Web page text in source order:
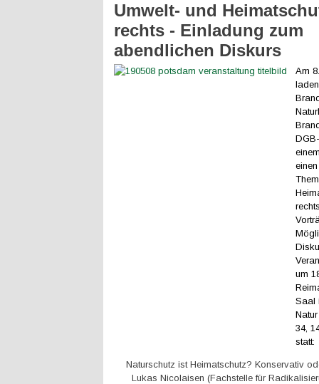
Umwelt- und
rechts - Einladung zum
abendlichen Diskurs
Am
um
Saal
34,
statt:
Naturschutz ist Heimatschutz? Konservativ
Lukas Nicolaisen (Fachstelle für